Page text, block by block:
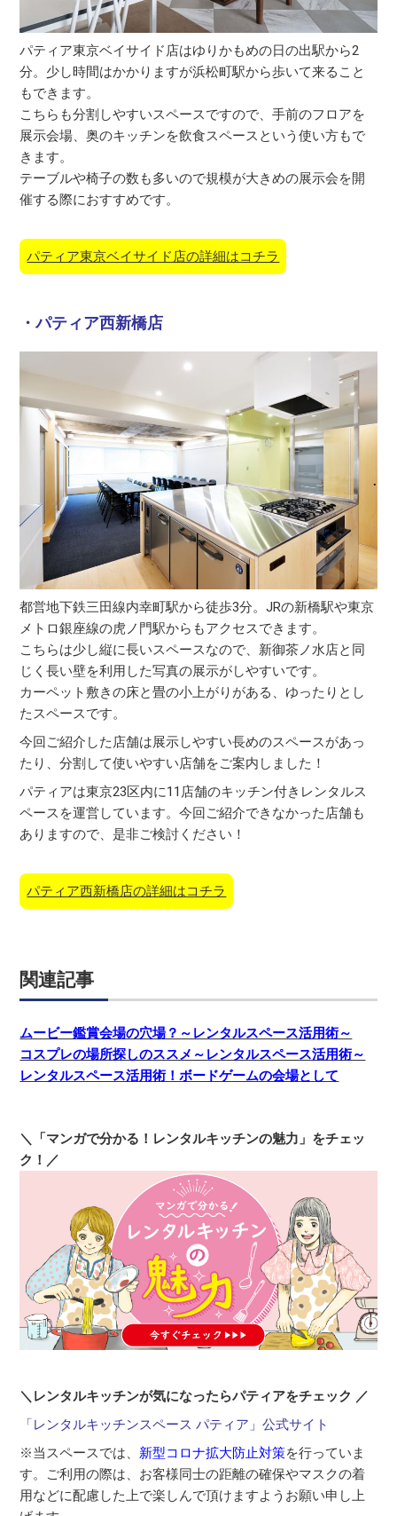
パティア東京ベイサイド店はゆりかもめの日の出駅から2
分。少し時間はかかりますが浜松町駅から歩いて来ること
もできます。
こちらも分割しやすいスペースですので、手前のフロアを
展示会場、奥のキッチンを飲食スペースという使い方もで
きます。
テーブルや椅子の数も多いので規模が大きめの展示会を開
催する際におすすめです。
パティア東京ベイサイド店の詳細はコチラ
・パティア西新橋店
都営地下鉄三田線内幸町駅から徒歩3分。JRの新橋駅や東京
メトロ銀座線の虎ノ門駅からもアクセスできます。
こちらは少し縦に長いスペースなので、新御茶ノ水店と同
じく長い壁を利用した写真の展示がしやすいです。
カーペット敷きの床と畳の小上がりがある、ゆったりとし
たスペースです。
今回ご紹介した店舗は展示しやすい長めのスペースがあっ
たり、分割して使いやすい店舗をご案内しました！
パティアは東京23区内に11店舗のキッチン付きレンタルス
ペースを運営しています。今回ご紹介できなかった店舗も
ありますので、是非ご検討ください！
パティア西新橋店の詳細はコチラ
関連記事
ムービー鑑賞会場の穴場？～レンタルスペース活用術～
コスプレの場所探しのススメ～レンタルスペース活用術～
レンタルスペース活用術！ボードゲームの会場として
＼「マンガで分かる！レンタルキッチンの魅力」をチェッ
ク！／
＼レンタルキッチンが気になったらパティアをチェック ／
「レンタルキッチンスペース パティア」公式サイト
※当スペースでは、 新型コロナ拡大防止対策を行っていま
す。ご利用の際は、お客様同士の距離の確保やマスクの着
用などに配慮した上で楽しんで頂けますようお願い申し上